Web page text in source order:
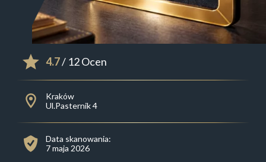
4.7/ 12 Ocen
Kraków
Ul.Pasternik 4
Data skanowania:
7 maja 2026